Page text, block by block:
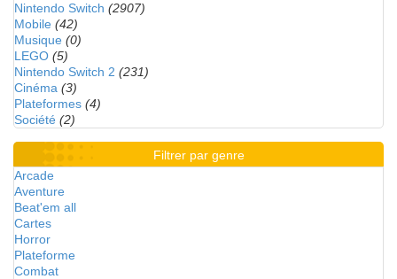
Nintendo Switch (2907)
Mobile (42)
Musique (0)
LEGO (5)
Nintendo Switch 2 (231)
Cinéma (3)
Plateformes (4)
Société (2)
Filtrer par genre
Arcade
Aventure
Beat'em all
Cartes
Horror
Plateforme
Combat